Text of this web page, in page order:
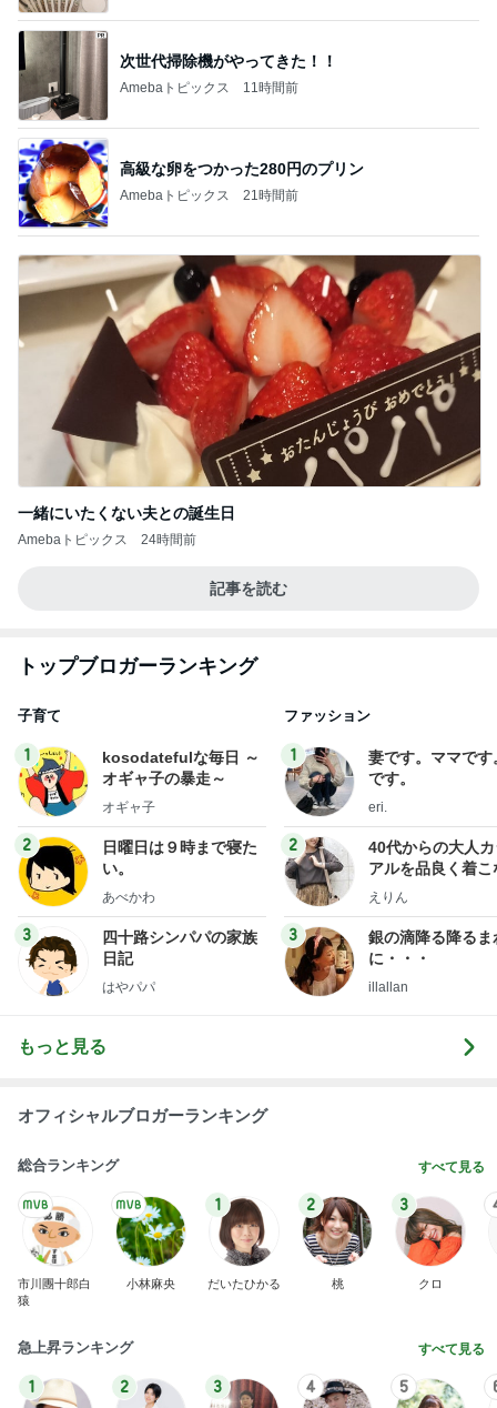
次世代掃除機がやってきた！！
Amebaトピックス 11時間前
高級な卵をつかった280円のプリン
Amebaトピックス 21時間前
一緒にいたくない夫との誕生日
Amebaトピックス 24時間前
記事を読む
トップブロガーランキング
子育て
1
kosodatefulな毎日 ～
オギャ子の暴走～
オギャ子
2
日曜日は９時まで寝た
い。
あべかわ
3
四十路シンパパの家族
日記
はやパパ
ファッション
1
妻です。ママです
です。
eri.
2
40代からの大人
アルを品良く着こ
ファッションブロ
えりん
3
銀の滴降る降るま
に・・・
illallan
もっと見る
オフィシャルブロガーランキング
総合ランキング すべて見る
市川團十郎白
猿
小林麻央
1
だいたひかる
2
桃
3
クロ
急上昇ランキング すべて見る
1 2 3 4 5